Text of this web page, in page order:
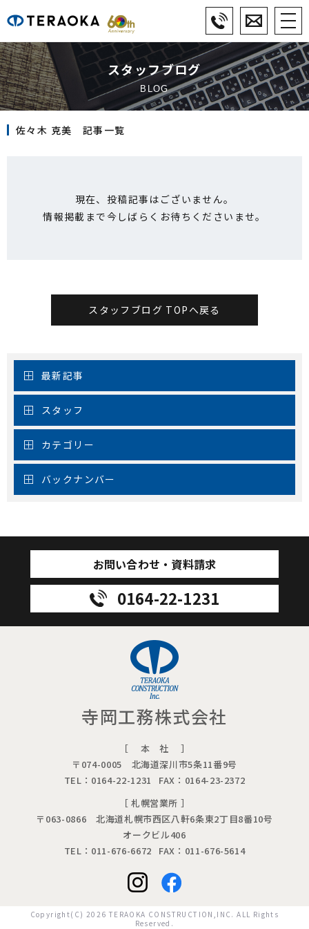
スタッフブログ
BLOG
佐々木 克美 記事一覧
現在、投稿記事はございません。
情報掲載まで今しばらく お待ちくださいませ。
スタッフブログ TOPへ戻る
最新記事
スタッフ
カテゴリー
バックナンバー
お問い合わせ・資料請求
0164-22-1231
寺岡工務株式会社
［ 本 社 ］
〒074-0005 北海道深川市5条11番9号
TEL：0164-22-1231
FAX：0164-23-2372
［ 札幌営業所 ］
〒063-0866 北海道札幌市西区八軒6条東2丁目8番10号
オークビル406
TEL：011-676-6672
FAX：011-676-5614
Copyright(C) 2026 TERAOKA CONSTRUCTION,INC. ALL Rights
Reserved.